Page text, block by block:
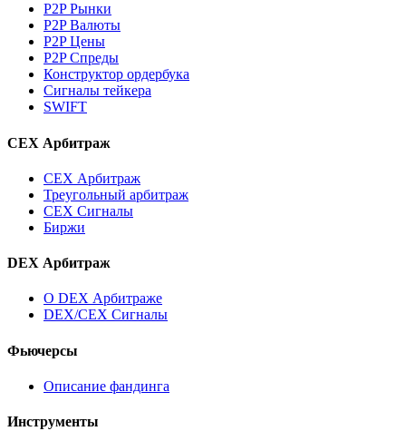
P2P Рынки
P2P Валюты
P2P Цены
P2P Спреды
Конструктор ордербука
Сигналы тейкера
SWIFT
CEX Арбитраж
CEX Арбитраж
Треугольный арбитраж
CEX Сигналы
Биржи
DEX Арбитраж
О DEX Арбитраже
DEX/CEX Сигналы
Фьючерсы
Описание фандинга
Инструменты